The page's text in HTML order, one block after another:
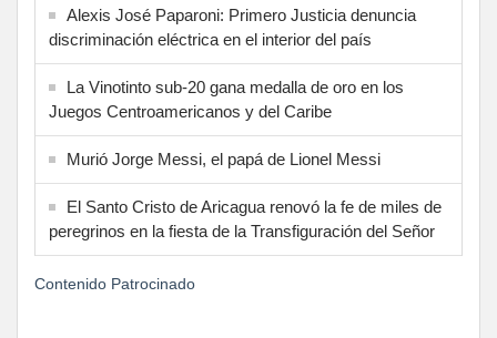
Alexis José Paparoni: Primero Justicia denuncia
discriminación eléctrica en el interior del país
La Vinotinto sub-20 gana medalla de oro en los
Juegos Centroamericanos y del Caribe
Murió Jorge Messi, el papá de Lionel Messi
El Santo Cristo de Aricagua renovó la fe de miles de
peregrinos en la fiesta de la Transfiguración del Señor
Contenido Patrocinado